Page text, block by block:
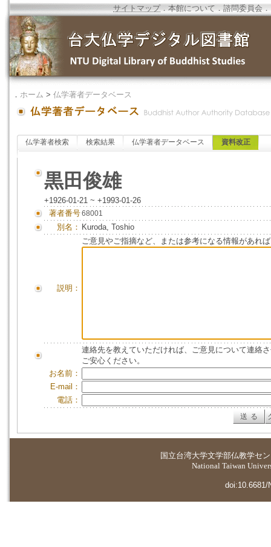
サイトマップ．本館について ．諮問委員会 ．
． ホーム > 仏学著者データベース
仏学著者検索 検索結果 仏学著者データベース 資料改正
黒田俊雄
+1926-01-21 ~ +1993-01-26
著者番号68001
別名： Kuroda, Toshio
説明：
ご意見やご指摘など、または参考になる情報があれ
連絡先を教えていただければ、ご意見について連絡
ご安心ください。
お名前：
E-mail：
電話：
国立台湾大学文学部仏教学セ
National Taiwan
doi:10.6681/